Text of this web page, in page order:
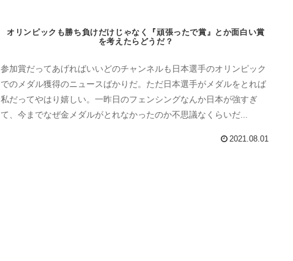
オリンピックも勝ち負けだけじゃなく『頑張ったで賞』とか面白い賞
を考えたらどうだ？
参加賞だってあげればいいどのチャンネルも日本選手のオリンピック
でのメダル獲得のニュースばかりだ。ただ日本選手がメダルをとれば
私だってやはり嬉しい。一昨日のフェンシングなんか日本が強すぎ
て、今までなぜ金メダルがとれなかったのか不思議なくらいだ...
2021.08.01